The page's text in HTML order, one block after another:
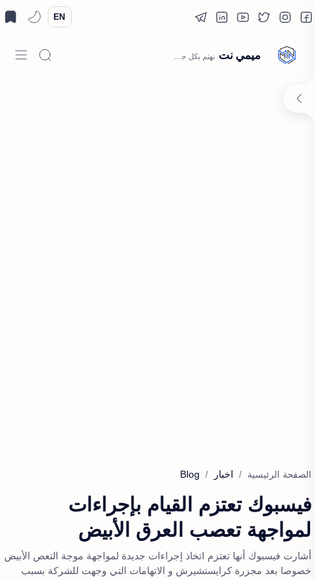
EN
ميمي نت
الصفحة الرئيسية اخبار Blog
فيسبوك تعتزم القيام بإجراءات
لمواجهة تعصب العرق الأبيض
أشارت فيسبوك أنها تعتزم اتخاذ إجراءات جديدة لمواجهة موجة التعص الأبيض
خصوصا بعد مجزرة كرايستشيرش و الاتهامات التي وجهت للشركة بسبب